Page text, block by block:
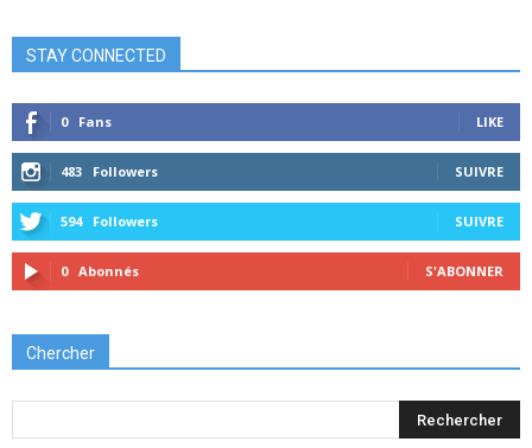
STAY CONNECTED
0 Fans LIKE
483 Followers SUIVRE
594 Followers SUIVRE
0 Abonnés S'ABONNER
Chercher